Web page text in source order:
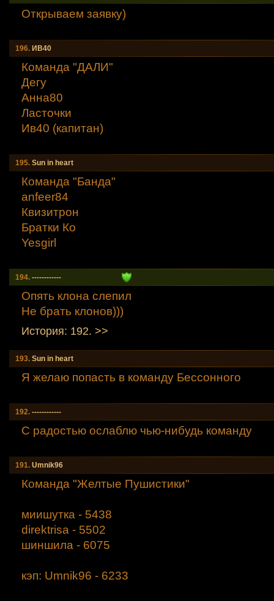
Открываем заявку)
196. ИВ40
Команда "ДАЛИ"
Дегу
Анна80
Ласточки
Ив40 (капитан)
195. Sun in heart
Команда "Банда"
anfeer84
Квизитрон
Братки Ко
Yesgirl
194. ------------
Опять клона слепил
Не брать клонов)))
История: 192. >>
193. Sun in heart
Я желаю попасть в команду Бессонного
192. ------------
С радостью ослаблю чью-нибудь команду
191. Umnik96
Команда "Желтые Пушистики"
миишутка - 5438
direktrisa - 5502
шиншила - 6075
кэп: Umnik96 - 6233